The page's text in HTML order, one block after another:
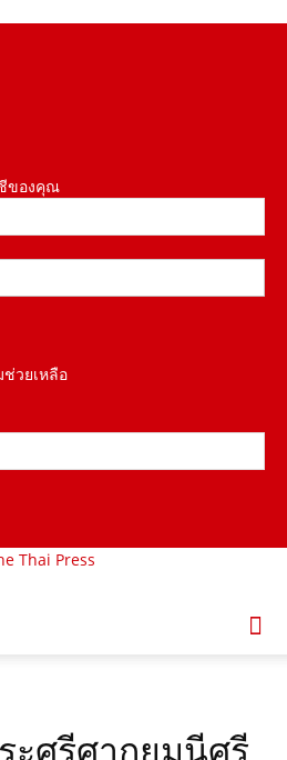
ของคุณ
วยเหลือ
Thai Press
ะศรีศากยมุนีศรี